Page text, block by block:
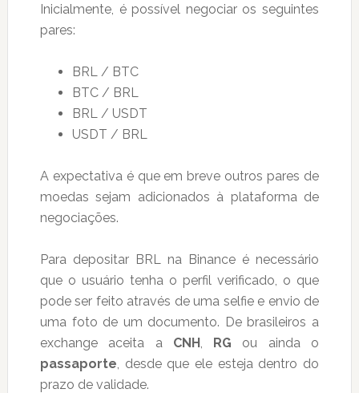
Inicialmente, é possível negociar os seguintes
pares:
BRL / BTC
BTC / BRL
BRL / USDT
USDT / BRL
A expectativa é que em breve outros pares de
moedas sejam adicionados à plataforma de
negociações.
Para depositar BRL na Binance é necessário
que o usuário tenha o perfil verificado, o que
pode ser feito através de uma selfie e envio de
uma foto de um documento. De brasileiros a
exchange aceita a CNH, RG ou ainda o
passaporte , desde que ele esteja dentro do
prazo de validade.